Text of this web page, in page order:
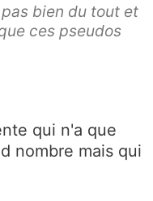
bien du tout et
ces pseudos
qui n'a que
nombre mais qui